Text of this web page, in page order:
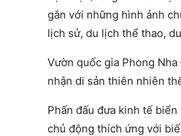
gắn với những hình ảnh
lịch sử, du lịch thể thao,
Vườn quốc gia Phong
nhận di sản thiên nhiên
Phấn đấu đưa kinh tế
chủ động thích ứng với